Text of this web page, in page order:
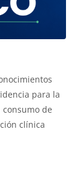
para la
de
clínica